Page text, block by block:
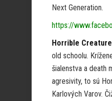
Next Generation.
https://
Horrible
old schoolu.
šialenstva a death
agresivity, to sú
Karlových Varov.